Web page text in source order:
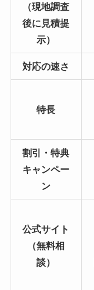
（現地調査
後に見積提
示）
対応の速さ
特長
割引・特典
キャンペー
ン
公式サイト
（無料相
談）